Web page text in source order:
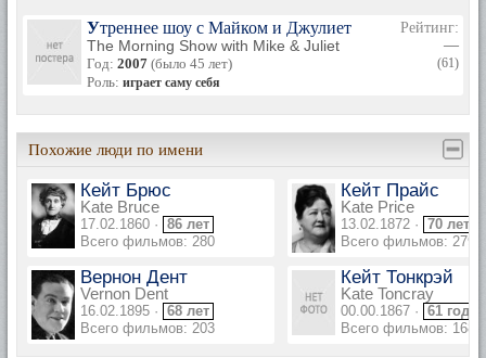
Утреннее шоу с Майком и Джулиет
The Morning Show with Mike & Juliet
Год: 2007 (было 45 лет)
Роль: играет саму себя
Рейтинг:
—
(61)
Похожие люди по имени
Кейт Брюс
Kate Bruce
17.02.1860 · 86 лет
Всего фильмов: 280
Кейт Прайс
Kate Price
13.02.1872 · 70 лет
Всего фильмов: 279
Вернон Дент
Vernon Dent
16.02.1895 · 68 лет
Всего фильмов: 203
Кейт Тонкрэй
Kate Toncray
00.00.1867 · 61 год
Всего фильмов: 168